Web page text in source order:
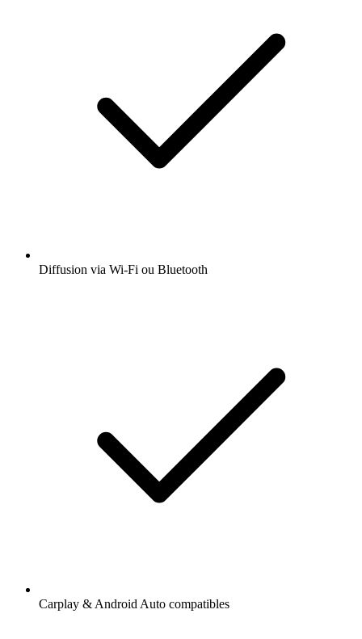
Diffusion via Wi-Fi ou Bluetooth
Carplay & Android Auto compatibles